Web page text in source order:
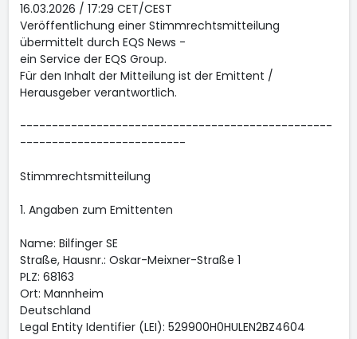
16.03.2026 / 17:29 CET/CEST
Veröffentlichung einer Stimmrechtsmitteilung
übermittelt durch EQS News -
ein Service der EQS Group.
Für den Inhalt der Mitteilung ist der Emittent /
Herausgeber verantwortlich.
-------------------------------------------------
--------------------------
Stimmrechtsmitteilung
1. Angaben zum Emittenten
Name: Bilfinger SE
Straße, Hausnr.: Oskar-Meixner-Straße 1
PLZ: 68163
Ort: Mannheim
Deutschland
Legal Entity Identifier (LEI): 529900H0HULEN2BZ4604